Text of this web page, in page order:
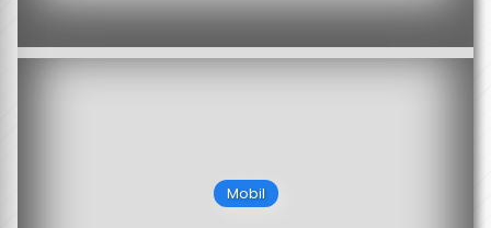
Mobil